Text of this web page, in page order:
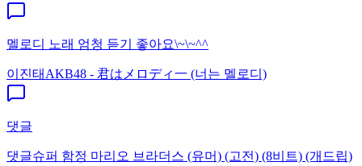
멜로디 노래 엄청 듣기 좋아요\~\~^^
이진태 AKB48 - 君はメロディ一 (너는 멜로디)
댓글
댓글슈퍼 함정 마리오 브라더스 (유머) (고전) (8비트) (개드립)